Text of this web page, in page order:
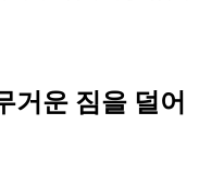
거운 짐을 덜어